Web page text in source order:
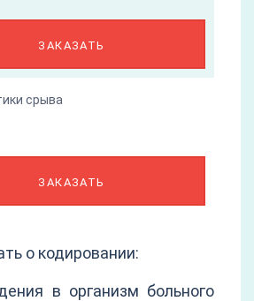
ЗАКАЗАТЬ
срыва
ЗАКАЗАТЬ
о кодировании:
в организм больного